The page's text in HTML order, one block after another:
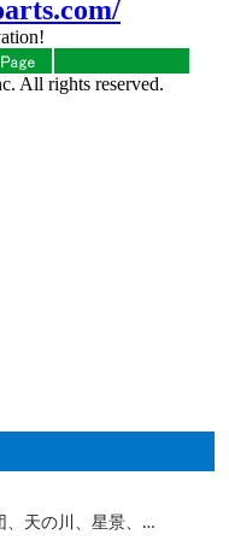
、天の川、星景、…